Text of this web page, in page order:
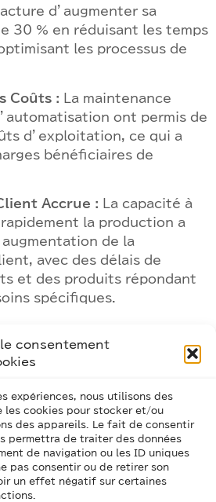
consentement
expériences, nous utilisons des
les cookies pour stocker et/ou
des appareils. Le fait de consentir
permettra de traiter des données
de navigation ou les ID uniques
pas consentir ou de retirer son
un effet négatif sur certaines
d’augmenter sa
30 % en réduisant les temps
les processus de
Coûts : La maintenance
ont permis de
d’exploitation, ce qui a
bénéficiaires de
Accrue : La capacité à
la production a
de la
avec des délais de
et des produits répondant
spécifiques.
illustre
En intégrant des
telles que l’IoT, l’IA et la
améliore son efficacité,
répond plus rapidement aux
Ce modèle de fabrication
un pas important vers